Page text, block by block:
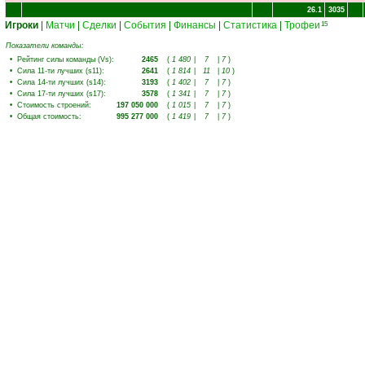
26.1 3035
Игроки Матчи Сделки События Финансы Статистика Трофеи 15
Показатели команды:
• Рейтинг силы команды (Vs): 2465 ( 1 480 7 7)
• Сила 11-ти лучших (s11): 2641 ( 1 814 11 10 )
• Сила 14-ти лучших (s14): 3193 ( 1 402 7 7)
• Сила 17-ти лучших (s17): 3578 ( 1 341 7 7)
• Стоимость строений: 197 050 000 ( 1 015 7 7 )
• Общая стоимость: 995 277 000 ( 1 419 7 7 )